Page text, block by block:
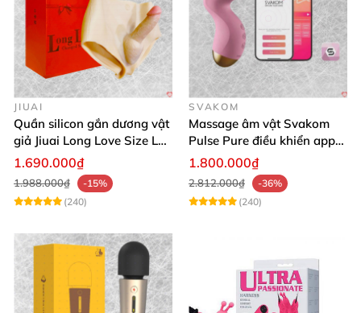
JIUAI
Quần silicon gắn dương vật
giả Jiuai Long Love Size L
hỗ trợ khoái cảm
1.690.000₫
1.988.000₫
-15%
(240)
SVAKOM
Massage âm vật Svakom
Pulse Pure điều khiển app
công nghệ sóng âm cao cấp
1.800.000₫
2.812.000₫
-36%
(240)